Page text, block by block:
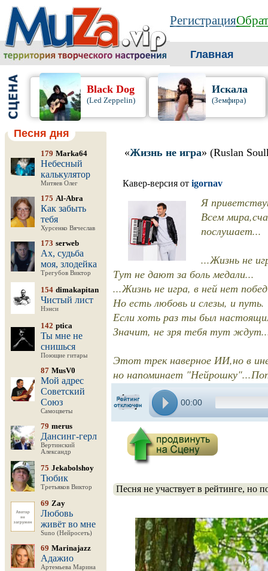
Регистрация
Главная
Black Dog
(Led Zeppelin)
Искала
(Земфира)
Песня дня
179 Marka64
Небесный
калькулятор
Митяев Олег
175 Al-Abra
Как забыть
тебя
Хурсенко Вячеслав
173 serweb
Ах, судьба
моя, злодейка
Трегубов Виктор
154 dimakapitan
Чистый лист
Нэнси
142 ptica
Ты мне не
снишься
Поющие гитары
87 MusV0
Мой адрес
Советский
Союз
Самоцветы
79 merus
Дансинг-герл
Вертинский
Александр
75 Jekabolshoy
Тюбик
Третьяков Виктор
69 Zay
Любовь
живёт во мне
Suno (Нейросеть)
69 Marinajazz
Адажио
Артемьева Марина
«Жизнь не игра» (Ruslan
Кавер-версия от igornav
Я
Всем
послушает...
...Жизнь не
Тут не дают за боль медали...
...Жизнь не игра, в ней нет
Но есть любовь и слезы, и путь.
Если хоть раз ты был
Значит, не зря тебя тут
Этот трек наверное ИИ,но в
но напоминает
00:00
Песня не участвует в рейтинге, но